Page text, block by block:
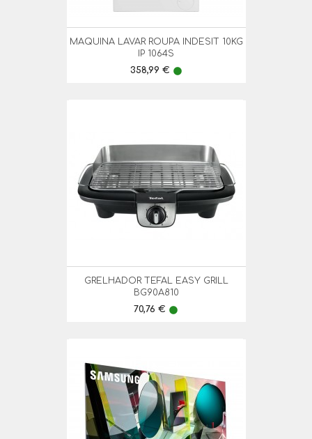
MAQUINA LAVAR ROUPA INDESIT 10KG
IP 1064S
Preço
358,99 € lens
GRELHADOR TEFAL EASY GRILL
BG90A810
Preço
70,76 € lens